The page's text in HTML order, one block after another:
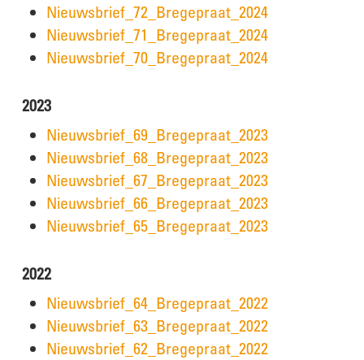
Nieuwsbrief_72_Bregepraat_2024
Nieuwsbrief_71_Bregepraat_2024
Nieuwsbrief_70_Bregepraat_2024
2023
Nieuwsbrief_69_Bregepraat_2023
Nieuwsbrief_68_Bregepraat_2023
Nieuwsbrief_67_Bregepraat_2023
Nieuwsbrief_66_Bregepraat_2023
Nieuwsbrief_65_Bregepraat_2023
2022
Nieuwsbrief_64_Bregepraat_2022
Nieuwsbrief_63_Bregepraat_2022
Nieuwsbrief_62_Bregepraat_2022